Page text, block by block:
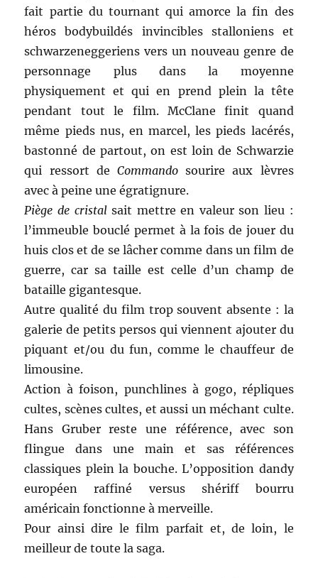
fait partie du tournant qui amorce la fin des
héros bodybuildés invincibles stalloniens et
schwarzeneggeriens vers un nouveau genre de
personnage plus dans la moyenne
physiquement et qui en prend plein la tête
pendant tout le film. McClane finit quand
même pieds nus, en marcel, les pieds lacérés,
bastonné de partout, on est loin de Schwarzie
qui ressort de Commando sourire aux lèvres
avec à peine une égratignure.
Piège de cristalsait mettre en valeur son lieu :
l’immeuble bouclé permet à la fois de jouer du
huis clos et de se lâcher comme dans un film de
guerre, car sa taille est celle d’un champ de
bataille gigantesque.
Autre qualité du film trop souvent absente : la
galerie de petits persos qui viennent ajouter du
piquant et/ou du fun, comme le chauffeur de
limousine.
Action à foison, punchlines à gogo, répliques
cultes, scènes cultes, et aussi un méchant culte.
Hans Gruber reste une référence, avec son
flingue dans une main et sas références
classiques plein la bouche. L’opposition dandy
européen raffiné versus shériff bourru
américain fonctionne à merveille.
Pour ainsi dire le film parfait et, de loin, le
meilleur de toute la saga.